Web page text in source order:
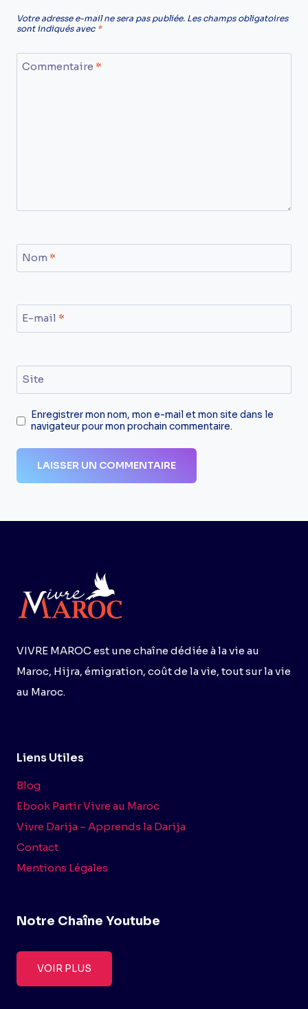
Votre adresse e-mail ne sera pas publiée. Les champs obligatoires
sont indiqués avec *
Commentaire *
Nom *
E-mail *
Site
Enregistrer mon nom, mon e-mail et mon site dans le
navigateur pour mon prochain commentaire.
VIVRE MAROC est une chaîne dédiée à la vie au
Maroc, Hijra, émigration, coût de la vie, tout sur la vie
au Maroc.
Liens Utiles
Blog
Ebook Partir Vivre au Maroc
Vivre Darija – Apprends la Darija
Contact
Mentions Légales
Notre Chaîne Youtube
VOIR PLUS